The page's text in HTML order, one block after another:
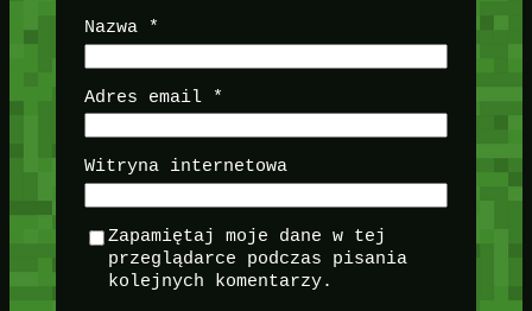
Nazwa *
Adres email *
Witryna internetowa
Zapamiętaj moje dane w tej
przeglądarce podczas pisania
kolejnych komentarzy.